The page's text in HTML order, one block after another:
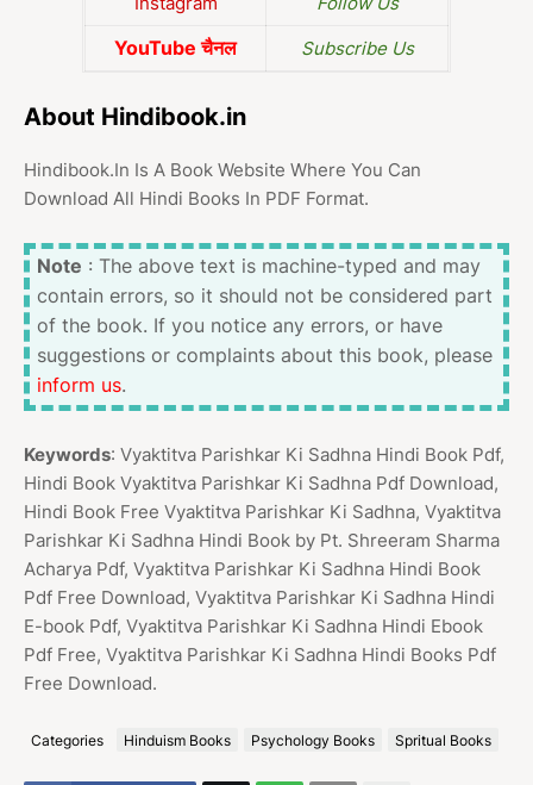
YouTube चैनल Subscribe Us
About Hindibook.in
Hindibook.In Is A Book Website Where You Can
Download All Hindi Books In PDF Format.
Note : The above text is machine-typed and may
contain errors, so it should not be considered part
of the book. If you notice any errors, or have
suggestions or complaints about this book, please
inform us.
Keywords: Vyaktitva Parishkar Ki Sadhna Hindi Book Pdf,
Hindi Book Vyaktitva Parishkar Ki Sadhna Pdf Download,
Hindi Book Free Vyaktitva Parishkar Ki Sadhna, Vyaktitva
Parishkar Ki Sadhna Hindi Book by Pt. Shreeram Sharma
Acharya Pdf, Vyaktitva Parishkar Ki Sadhna Hindi Book
Pdf Free Download, Vyaktitva Parishkar Ki Sadhna Hindi
E-book Pdf, Vyaktitva Parishkar Ki Sadhna Hindi Ebook
Pdf Free, Vyaktitva Parishkar Ki Sadhna Hindi Books Pdf
Free Download.
Categories Hinduism Books Psychology Books Spritual Books